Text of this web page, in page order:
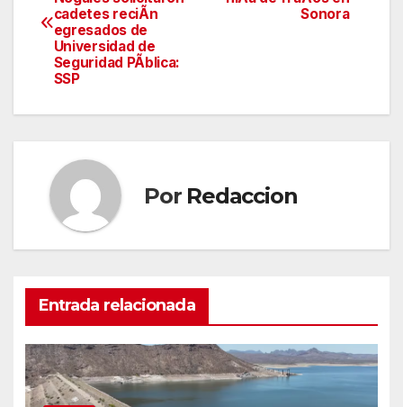
de
entradas
Sonora
cadetes reciÃn
egresados de
Universidad de
Seguridad PÃblica:
SSP
Por Redaccion
Entrada relacionada